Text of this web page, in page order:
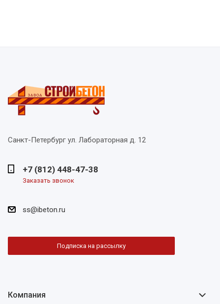
Санкт-Петербург ул. Лабораторная д. 12
+7 (812) 448-47-38
Заказать звонок
ss@ibeton.ru
Подписка на рассылку
Компания